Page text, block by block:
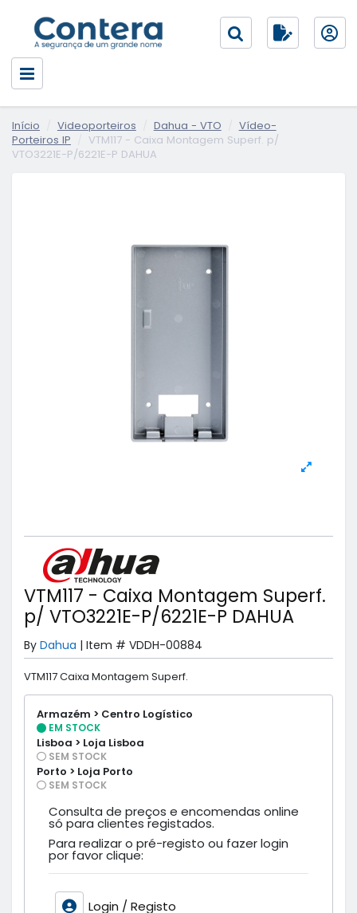
Início Videoporteiros Dahua - VTO
Vídeo-
Porteiros IP
VTM117 - Caixa Montagem Superf. p/
VTO3221E-P/6221E-P DAHUA
VTM117 - Caixa Montagem Superf.
p/ VTO3221E-P/6221E-P DAHUA
By Dahua | Item # VDDH-00884
VTM117 Caixa Montagem Superf.
Armazém > Centro Logístico
EM STOCK
Lisboa > Loja Lisboa
SEM STOCK
Porto > Loja Porto
SEM STOCK
Consulta de preços e encomendas online
só para clientes registados.
Para realizar o pré-registo ou fazer login
por favor clique:
Login / Registo